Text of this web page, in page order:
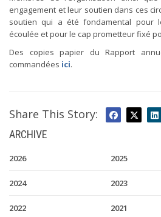
engagement et leur soutien dans ces
soutien qui a été fondamental pour
écoulée et pour le cap prometteur fixé
Des copies papier du Rapport
commandées ici.
Share This Story:
ARCHIVE
2026 2025
2024 2023
2022 2021